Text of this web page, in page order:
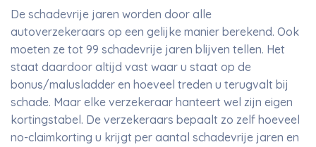
De schadevrije jaren worden door alle
autoverzekeraars op een gelijke manier berekend. Ook
moeten ze tot 99 schadevrije jaren blijven tellen. Het
staat daardoor altijd vast waar u staat op de
bonus/malusladder en hoeveel treden u terugvalt bij
schade. Maar elke verzekeraar hanteert wel zijn eigen
kortingstabel. De verzekeraars bepaalt zo zelf hoeveel
no-claimkorting u krijgt per aantal schadevrije jaren en